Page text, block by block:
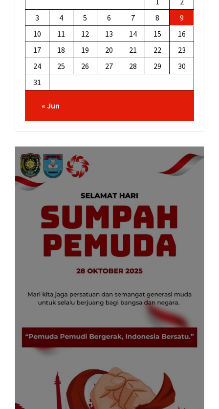
3
4 5 6 7 8
9
10
11 12 13 14 15
16
17
18 19 20 21 22
23
24
25 26 27 28 29
30
31
« Jun